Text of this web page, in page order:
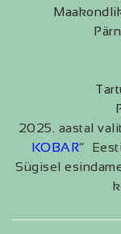
2025. aastal
KOBAR”
Sügisel